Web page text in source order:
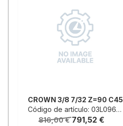
CROWN 3/8 7/32 Z=90 C45
Código de artículo: 03L0961255B
816,00 € 791,52 €